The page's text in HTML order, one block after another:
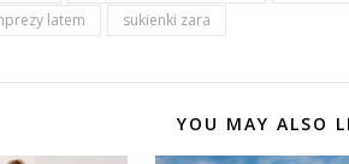
latem
sukienki zara
YOU MAY ALSO